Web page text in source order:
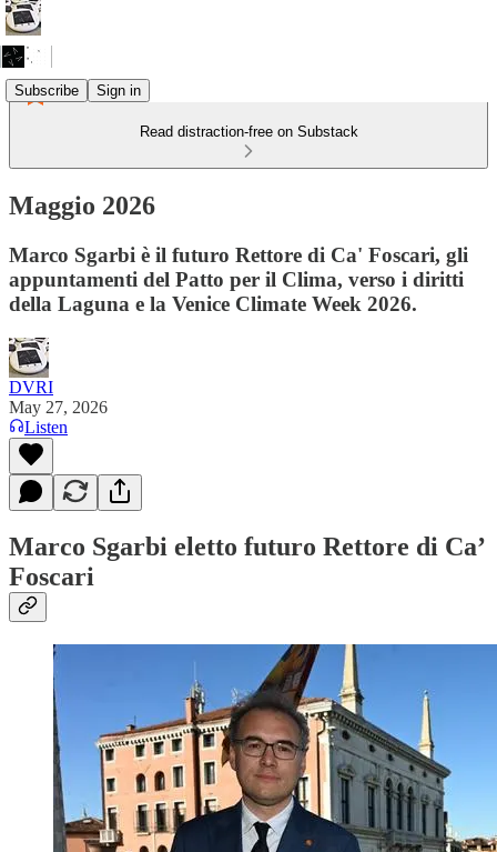
Subscribe Sign in
Read distraction-free on Substack
Maggio 2026
Marco Sgarbi è il futuro Rettore di Ca' Foscari, gli
appuntamenti del Patto per il Clima, verso i diritti
della Laguna e la Venice Climate Week 2026.
DVRI
May 27, 2026
Listen
Marco Sgarbi eletto futuro Rettore di Ca’
Foscari